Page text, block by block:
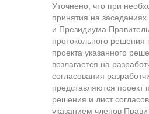
Уточнено, что при
принятия на заседаниях
и Президиума
протокольного решения
проекта указанного
возлагается на
согласования
представляются проект
решения и лист
указанием членов